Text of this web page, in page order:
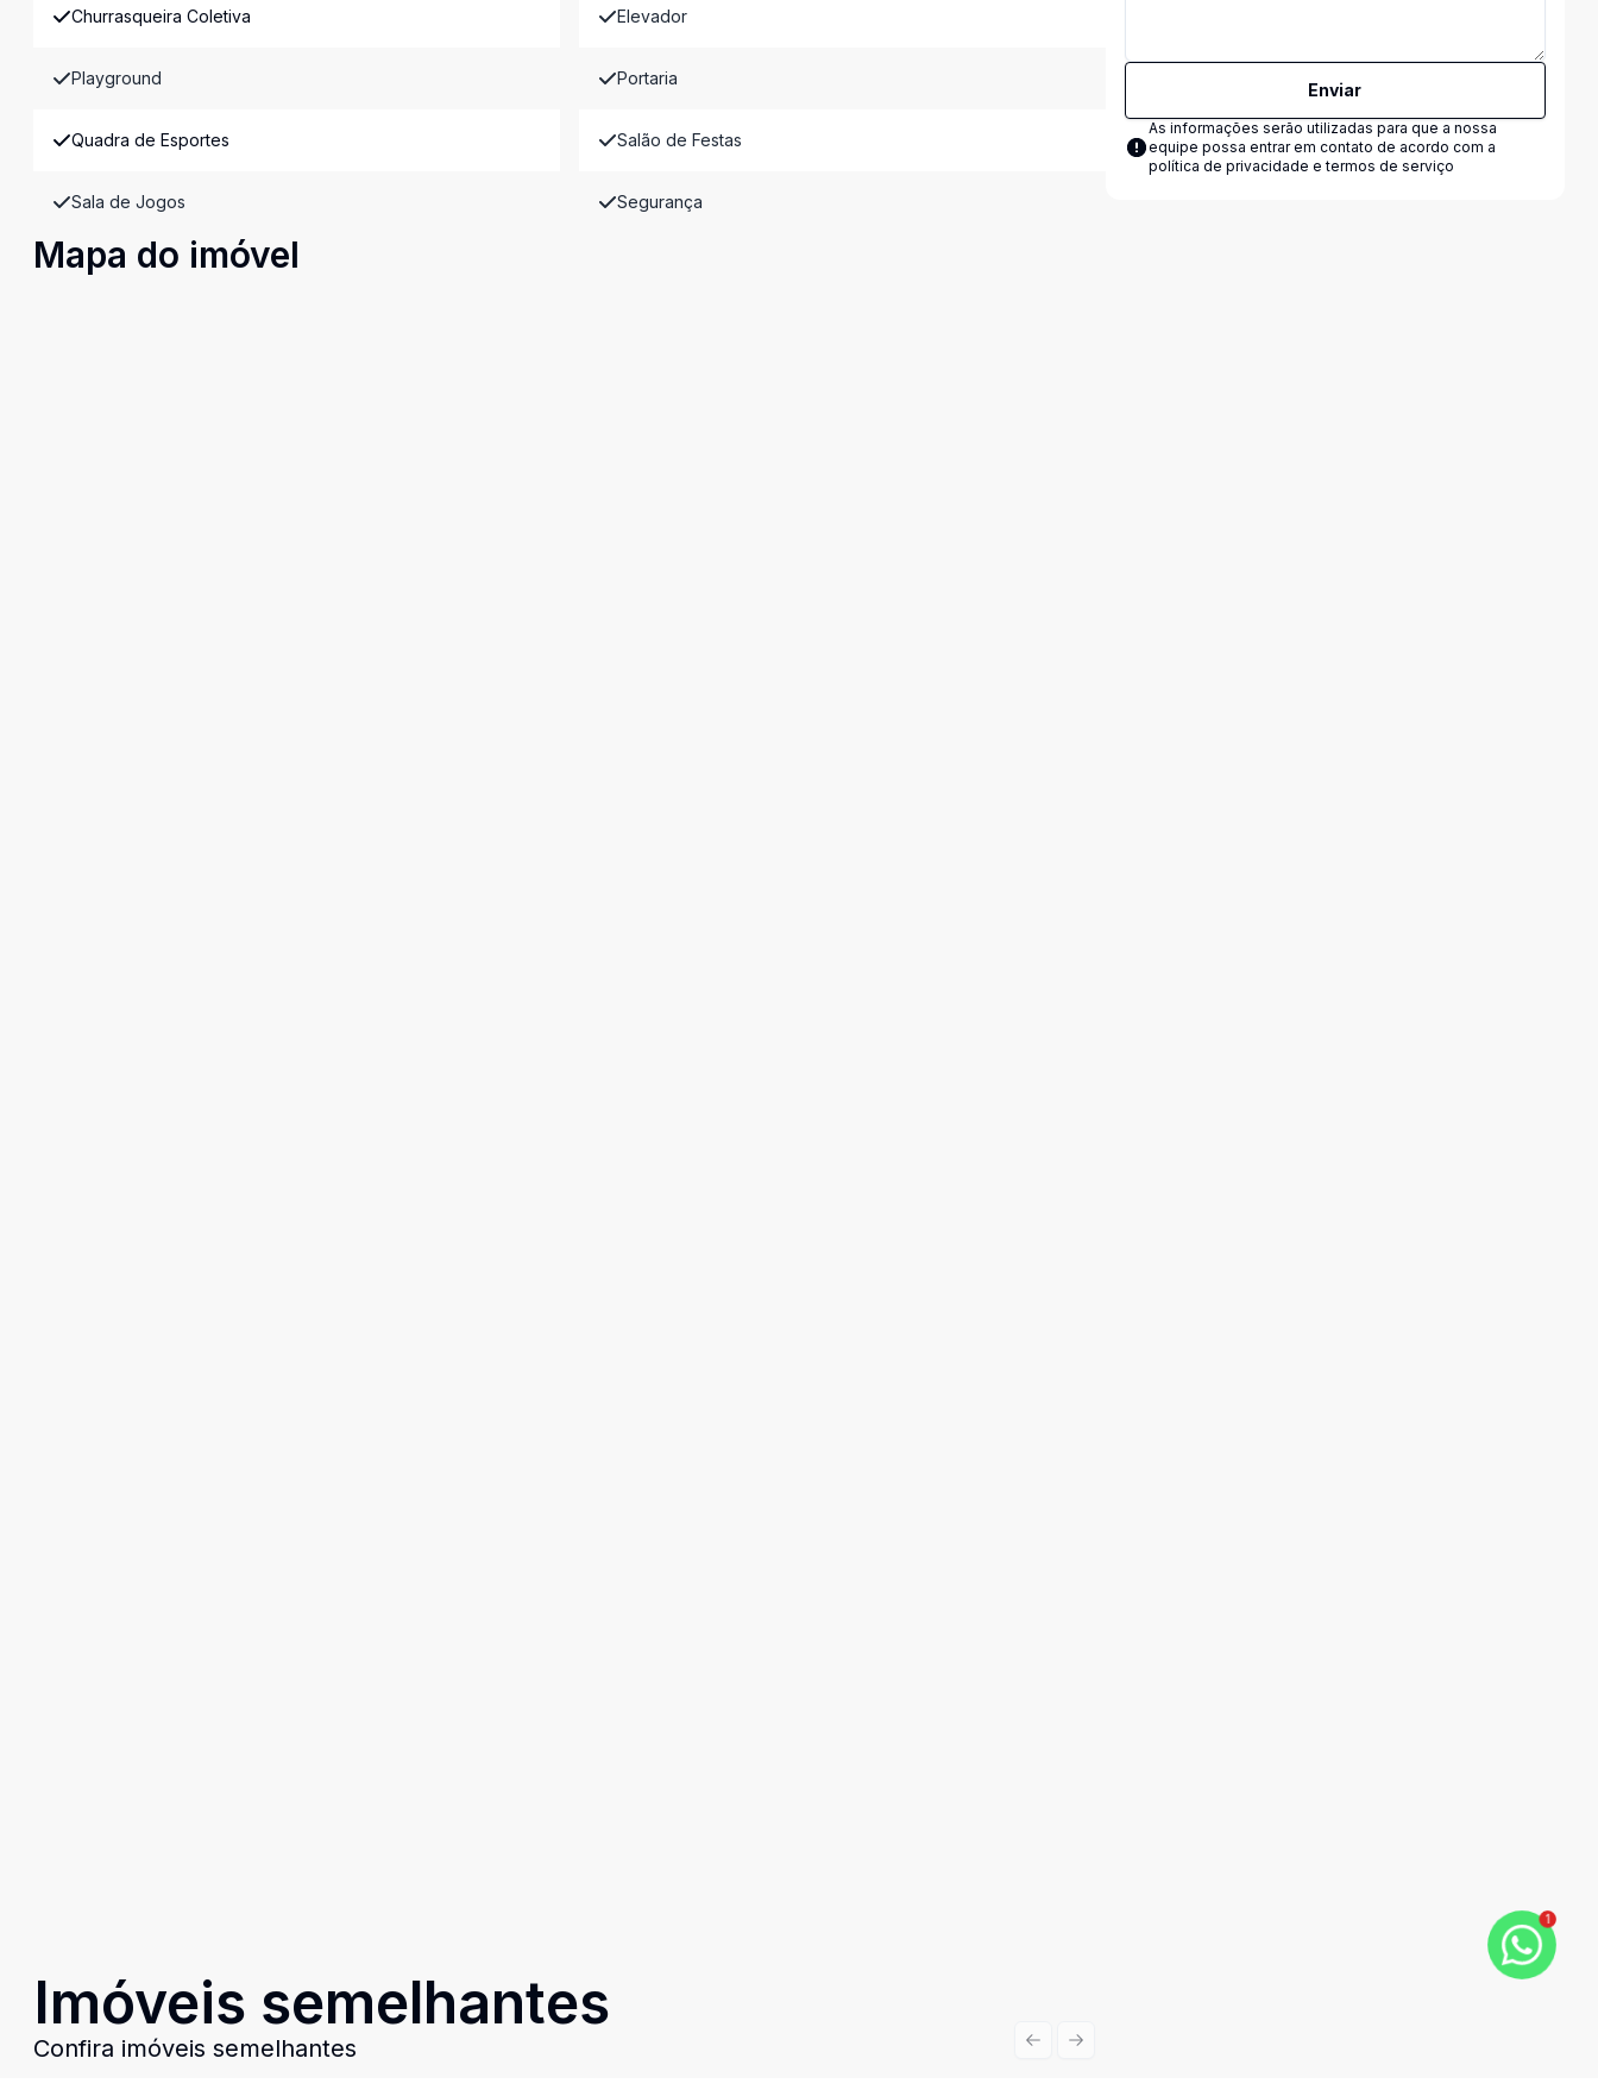
Churrasqueira Coletiva Elevador
Playground Portaria
Quadra de Esportes Salão de Festas
Sala de Jogos Segurança
Mapa do imóvel
Imóveis semelhantes
Confira imóveis semelhantes Previous slide
Next slide
Enviar
As informações serão utilizadas para que a nossa
equipe possa entrar em contato de acordo com a
política de privacidade e termos de serviço
1